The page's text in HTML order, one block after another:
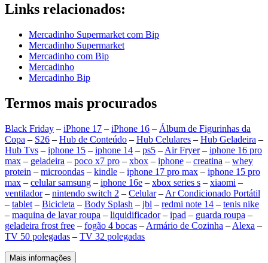
Links relacionados:
Mercadinho Supermarket com Bip
Mercadinho Supermarket
Mercadinho com Bip
Mercadinho
Mercadinho Bip
Termos mais procurados
Black Friday – iPhone 17 – iPhone 16 – Álbum de Figurinhas da
Copa – S26 – Hub de Conteúdo – Hub Celulares – Hub Geladeira –
Hub Tvs – iphone 15 – iphone 14 – ps5 – Air Fryer– iphone 16 pro
max – geladeira – poco x7 pro – xbox – iphone – creatina – whey
protein – microondas – kindle – iphone 17 pro max – iphone 15 pro
max – celular samsung – iphone 16e – xbox series s – xiaomi –
ventilador– nintendo switch 2 – Celular– Ar Condicionado Portátil
– tablet – Bicicleta – Body Splash – jbl – redmi note 14 – tenis nike
– maquina de lavar roupa – liquidificador– ipad – guarda roupa –
geladeira frost free – fogão 4 bocas – Armário de Cozinha – Alexa –
TV 50 polegadas – TV 32 polegadas
Mais informações